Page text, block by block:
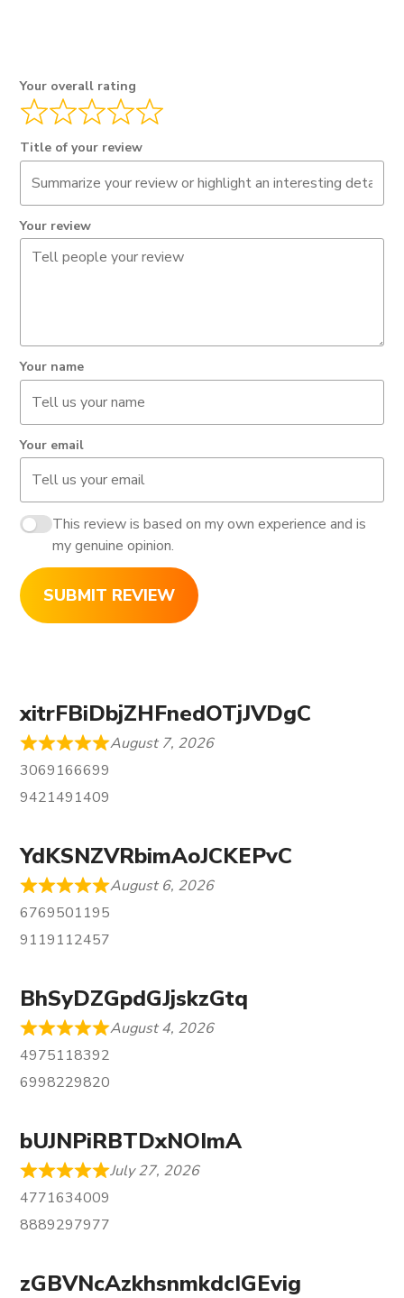
Your overall rating
Title of your review
Your review
Your name
Your email
This review is based on my own experience and is
my genuine opinion.
SUBMIT REVIEW
xitrFBiDbjZHFnedOTjJVDgC
August 7, 2026
3069166699
9421491409
YdKSNZVRbimAoJCKEPvC
August 6, 2026
6769501195
9119112457
BhSyDZGpdGJjskzGtq
August 4, 2026
4975118392
6998229820
bUJNPiRBTDxNOImA
July 27, 2026
4771634009
8889297977
zGBVNcAzkhsnmkdcIGEvig